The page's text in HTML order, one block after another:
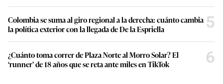
Colombia se suma al giro regional a la derecha: cuánto cambia
la política exterior con la llegada de De la Espriella
5
¿Cuánto toma correr de Plaza Norte al Morro Solar? El
‘runner’ de 18 años que se reta ante miles en TikTok
6